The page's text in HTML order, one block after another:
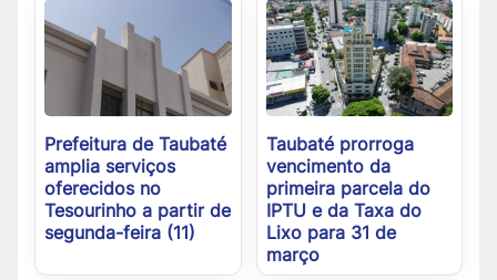
Prefeitura de Taubaté
amplia serviços
oferecidos no
Tesourinho a partir de
segunda-feira (11)
Taubaté prorroga
vencimento da
primeira parcela do
IPTU e da Taxa do
Lixo para 31 de
março